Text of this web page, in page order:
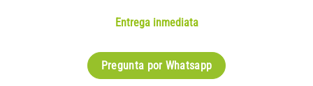
Entrega inmediata
Pregunta por Whatsapp